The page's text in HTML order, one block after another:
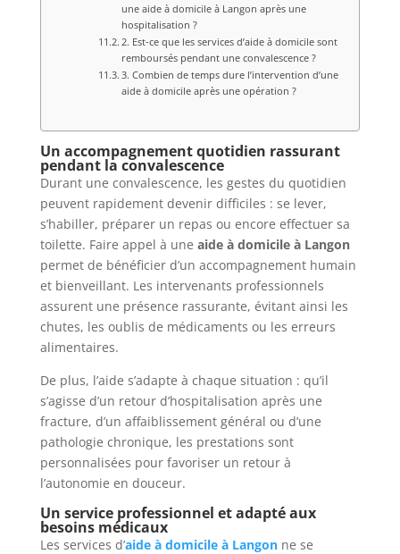
une aide à domicile à Langon après une
hospitalisation ?
2. Est-ce que les services d’aide à domicile sont
remboursés pendant une convalescence ?
3. Combien de temps dure l’intervention d’une
aide à domicile après une opération ?
Un accompagnement quotidien rassurant
pendant la convalescence
Durant une convalescence, les gestes du quotidien
peuvent rapidement devenir difficiles : se lever,
s’habiller, préparer un repas ou encore effectuer sa
toilette. Faire appel à une aide à domicile à Langon
permet de bénéficier d’un accompagnement humain
et bienveillant. Les intervenants professionnels
assurent une présence rassurante, évitant ainsi les
chutes, les oublis de médicaments ou les erreurs
alimentaires.
De plus, l’aide s’adapte à chaque situation : qu’il
s’agisse d’un retour d’hospitalisation après une
fracture, d’un affaiblissement général ou d’une
pathologie chronique, les prestations sont
personnalisées pour favoriser un retour à
l’autonomie en douceur.
Un service professionnel et adapté aux
besoins médicaux
Les services d’aide à domicile à Langon ne se